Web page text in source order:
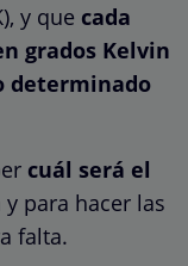
y que cada
grados Kelvin
determinado
cuál será el
y para hacer las
falta.